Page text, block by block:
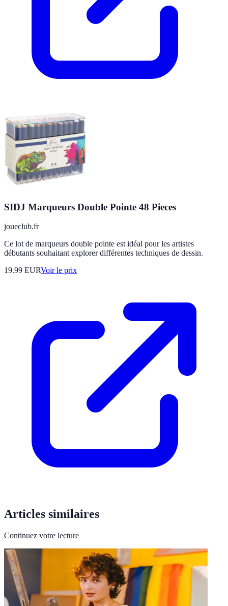
SIDJ Marqueurs Double Pointe 48 Pieces
joueclub.fr
Ce lot de marqueurs double pointe est idéal pour les artistes
débutants souhaitant explorer différentes techniques de dessin.
19.99 EURVoir le prix
Articles similaires
Continuez votre lecture